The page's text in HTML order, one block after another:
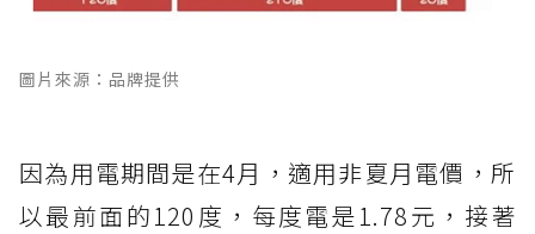
圖片來源：品牌提供
因為用電期間是在4月，適用非夏月電價，所
以最前面的120度，每度電是1.78元，接著